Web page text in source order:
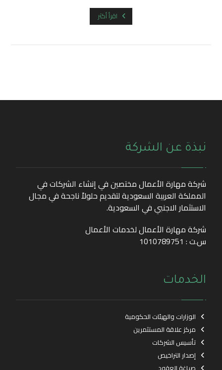
اقرأ أكثر
نبذة عن الشركة
شركة مهارة الأعمال مختصين في إنشاء الشركات في
المملكة العربية السعودية لتقديم حلولاً ناجحة في مجال
الاستثمار الاجنبي في السعودية.
شركة مهارة الأعمال لخدمات الأعمال
س.ت : 1010789751
الخدمات
الوزارات والهيئات الحكومية
مركز علاقة المستثمرين
تأسيس الشركات
إصدار التراخيص